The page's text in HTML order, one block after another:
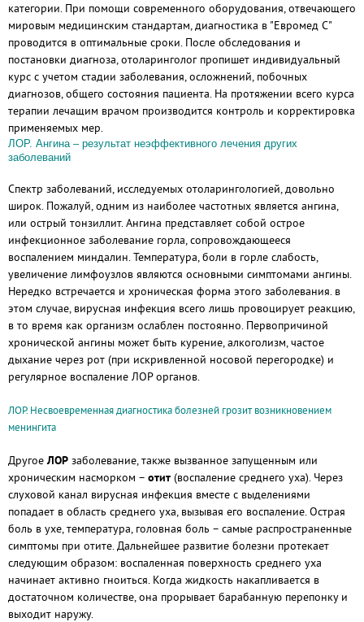
категории. При помощи современного оборудования, отвечающего
мировым медицинским стандартам, диагностика в "Евромед С"
проводится в оптимальные сроки. После обследования и
постановки диагноза, отоларинголог пропишет индивидуальный
курс с учетом стадии заболевания, осложнений, побочных
диагнозов, общего состояния пациента. На протяжении всего курса
терапии лечащим врачом производится контроль и корректировка
применяемых мер.
ЛОР. Ангина – результат неэффективного лечения других
заболеваний
Спектр заболеваний, исследуемых отоларингологией, довольно
широк. Пожалуй, одним из наиболее частотных является ангина,
или острый тонзиллит. Ангина представляет собой острое
инфекционное заболевание горла, сопровождающееся
воспалением миндалин. Температура, боли в горле слабость,
увеличение лимфоузлов являются основными симптомами ангины.
Нередко встречается и хроническая форма этого заболевания. в
этом случае, вирусная инфекция всего лишь провоцирует реакцию,
в то время как организм ослаблен постоянно. Первопричиной
хронической ангины может быть курение, алкоголизм, частое
дыхание через рот (при искривленной носовой перегородке) и
регулярное воспаление ЛОР органов.
ЛОР. Несвоевременная диагностика болезней грозит возникновением
менингита
ДругоеЛОР заболевание, также вызванное запущенным или
хроническим насморком – отит (воспаление среднего уха). Через
слуховой канал вирусная инфекция вместе с выделениями
попадает в область среднего уха, вызывая его воспаление. Острая
боль в ухе, температура, головная боль – самые распространенные
симптомы при отите. Дальнейшее развитие болезни протекает
следующим образом: воспаленная поверхность среднего уха
начинает активно гноиться. Когда жидкость накапливается в
достаточном количестве, она прорывает барабанную перепонку и
выходит наружу.